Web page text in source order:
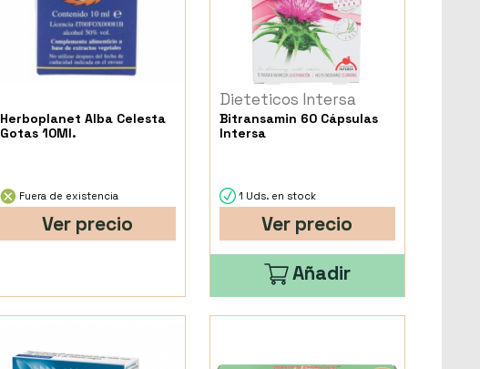
Herboplanet Alba Celesta
Gotas 10Ml.
Fuera de existencia
Ver precio
Dieteticos Intersa
Bitransamin 60 Cápsulas
Intersa
1 Uds. en stock
Ver precio
Añadir